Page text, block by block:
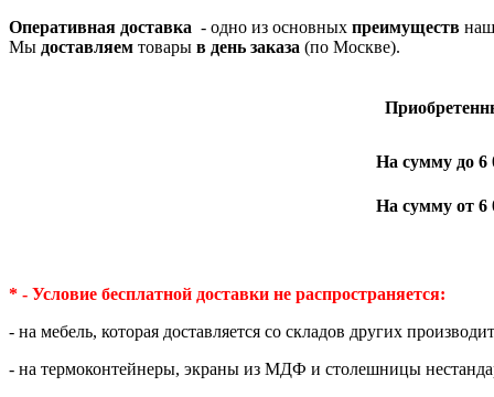
Оперативная доставка - одно из основных преимуществ
Мы доставляем товары в день заказа (по Москве).
На сумму до 6
На сумму от 6
* - Условие бесплатной доставки не распространяется:
- на мебель, которая доставляется со складов других
- на термоконтейнеры, экраны из МДФ и столешницы